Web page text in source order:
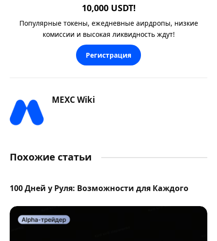
10,000 USDT!
Популярные токены, ежедневные аирдропы, низкие
комиссии и высокая ликвидность ждут!
Регистрация
MEXC Wiki
Похожие статьи
100 Дней у Руля: Возможности для Каждого